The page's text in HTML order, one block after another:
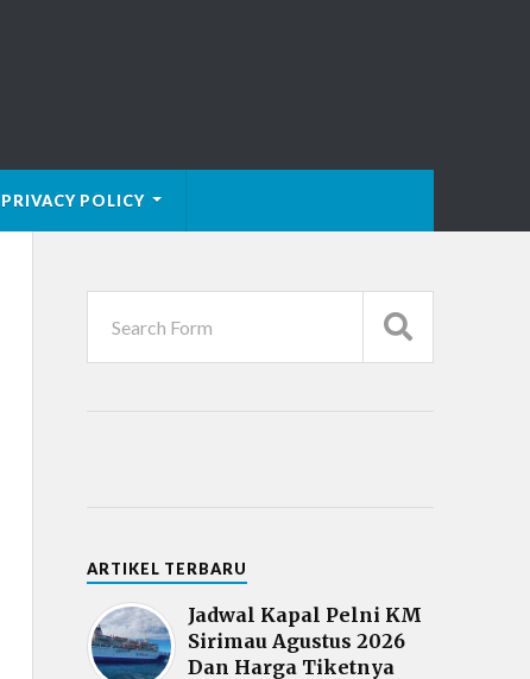
PRIVACY POLICY
ARTIKEL TERBARU
Jadwal Kapal Pelni KM
Sirimau Agustus 2026
Dan Harga Tiketnya